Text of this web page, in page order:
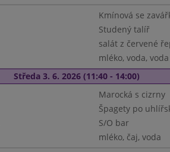
Kmínová se
Studený talíř
salát z červené
mléko, voda,
Středa 3. 6. 2026 (11:40 - 14:00)
Marocká s cizrny
Špagety po
S/O bar
mléko, čaj, voda